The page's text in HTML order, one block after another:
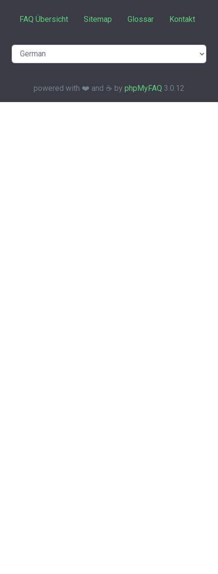
FAQ Übersicht Sitemap Glossar Kontakt
powered with ❤️ and ☕️ by phpMyFAQ 3.0.12